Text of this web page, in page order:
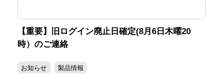
【重要】旧ログイン廃止日確定(8月6日木曜20
時）のご連絡
お知らせ 製品情報